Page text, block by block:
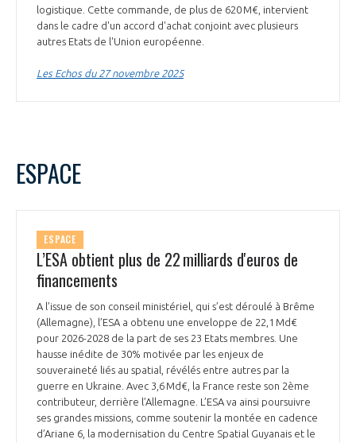
INNOVATION
INTERNATIONALISATION
logistique. Cette commande, de plus de 620 M€, intervient
dans le cadre d'un accord d'achat conjoint avec plusieurs
autres Etats de l'Union européenne.
Les Echos du 27 novembre 2025
ESPACE
ESPACE
L’ESA obtient plus de 22 milliards d'euros de
financements
A l’issue de son conseil ministériel, qui s’est déroulé à Brême
(Allemagne), l’ESA a obtenu une enveloppe de 22,1 Md€
pour 2026-2028 de la part de ses 23 Etats membres. Une
hausse inédite de 30% motivée par les enjeux de
souveraineté liés au spatial, révélés entre autres par la
guerre en Ukraine. Avec 3,6 Md€, la France reste son 2ème
contributeur, derrière l’Allemagne. L’ESA va ainsi poursuivre
ses grandes missions, comme soutenir la montée en cadence
d’Ariane 6, la modernisation du Centre Spatial Guyanais et le